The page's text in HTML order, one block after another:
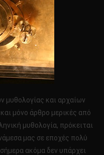
μυθολογίας και αρχαίων
μόνο άρθρο μερικές από
μυθολογία, πρόκειται
μας σε εποχές πολύ
ακόμα δεν υπάρχει